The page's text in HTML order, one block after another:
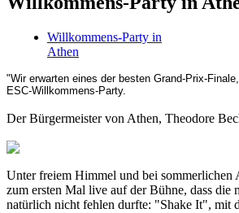
Willkommens-Party in
Athen
"Wir erwarten eines der besten Grand-Prix-
ESC-Willkommens-Party.
Der Bürgermeister von Athen, Theodore
Unter freiem Himmel und bei sommerlichen
zum ersten Mal live auf der Bühne, dass
natürlich nicht fehlen durfte: "Shake It", mit